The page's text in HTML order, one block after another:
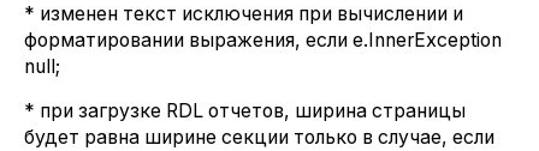
* изменен текст исключения при вычислении и
форматировании выражения, если e.InnerException
null;
* при загрузке RDL отчетов, ширина страницы
будет равна ширине секции только в случае, если